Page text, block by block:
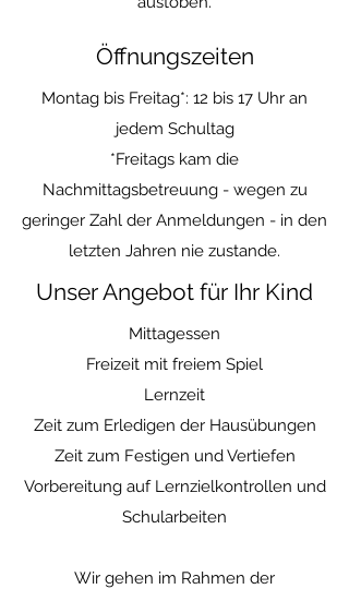
Öffnungszeiten
Montag bis Freitag*: 12 bis 17 Uhr an
jedem Schultag
*Freitags kam die
Nachmittagsbetreuung - wegen zu
geringer Zahl der Anmeldungen - in den
letzten Jahren nie zustande.
Unser Angebot für Ihr Kind
Mittagessen
Freizeit mit freiem Spiel
Lernzeit
Zeit zum Erledigen der Hausübungen
Zeit zum Festigen und Vertiefen
Vorbereitung auf Lernzielkontrollen und
Schularbeiten
Wir gehen im Rahmen der